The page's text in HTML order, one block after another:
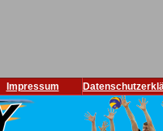
Impressum